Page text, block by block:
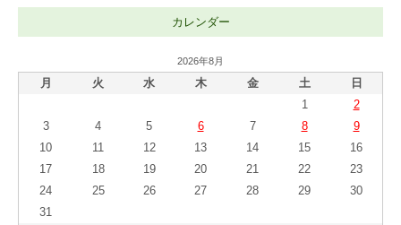
カレンダー
2026年8月
月 火 水 木 金 土 日
1
2
3
4 5 6 7 8
9
10
11 12 13 14 15
16
17
18 19 20 21 22
23
24
25 26 27 28 29
30
31